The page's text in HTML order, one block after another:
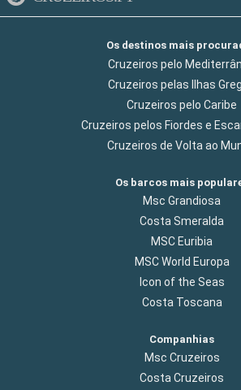
Os destinos mais
Cruzeiros pelo
Cruzeiros pelas Ilhas
Cruzeiros pelo Caribe
Cruzeiros pelos Fiordes e
Cruzeiros de Volta ao
Os barcos mais
Msc Grandiosa
Costa Smeralda
MSC Euribia
MSC World Europa
Icon of the Seas
Costa Toscana
Companhias
Msc Cruzeiros
Costa Cruzeiros